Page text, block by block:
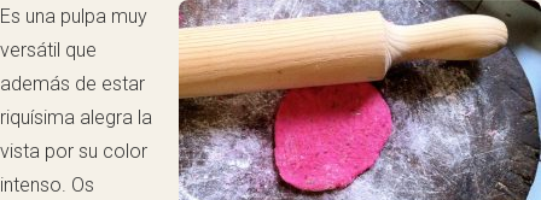
Es una pulpa muy
versátil que
además de estar
riquísima alegra la
vista por su color
intenso. Os